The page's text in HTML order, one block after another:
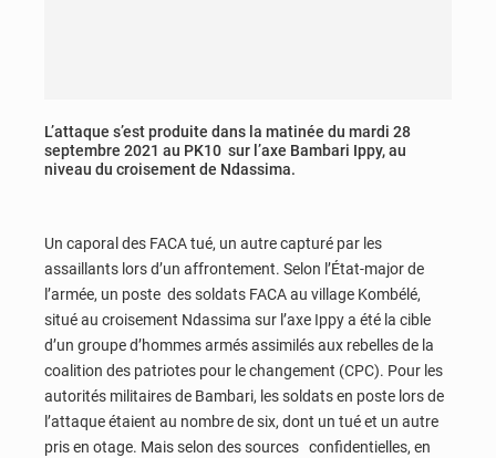
L’attaque s’est produite dans la matinée du mardi 28
septembre 2021 au PK10 sur l’axe Bambari Ippy, au
niveau du croisement de Ndassima.
Un caporal des FACA tué, un autre capturé par les
assaillants lors d’un affrontement. Selon l’État-major de
l’armée, un poste des soldats FACA au village Kombélé,
situé au croisement Ndassima sur l’axe Ippy a été la cible
d’un groupe d’hommes armés assimilés aux rebelles de la
coalition des patriotes pour le changement (CPC). Pour les
autorités militaires de Bambari, les soldats en poste lors de
l’attaque étaient au nombre de six, dont un tué et un autre
pris en otage. Mais selon des sources confidentielles, en